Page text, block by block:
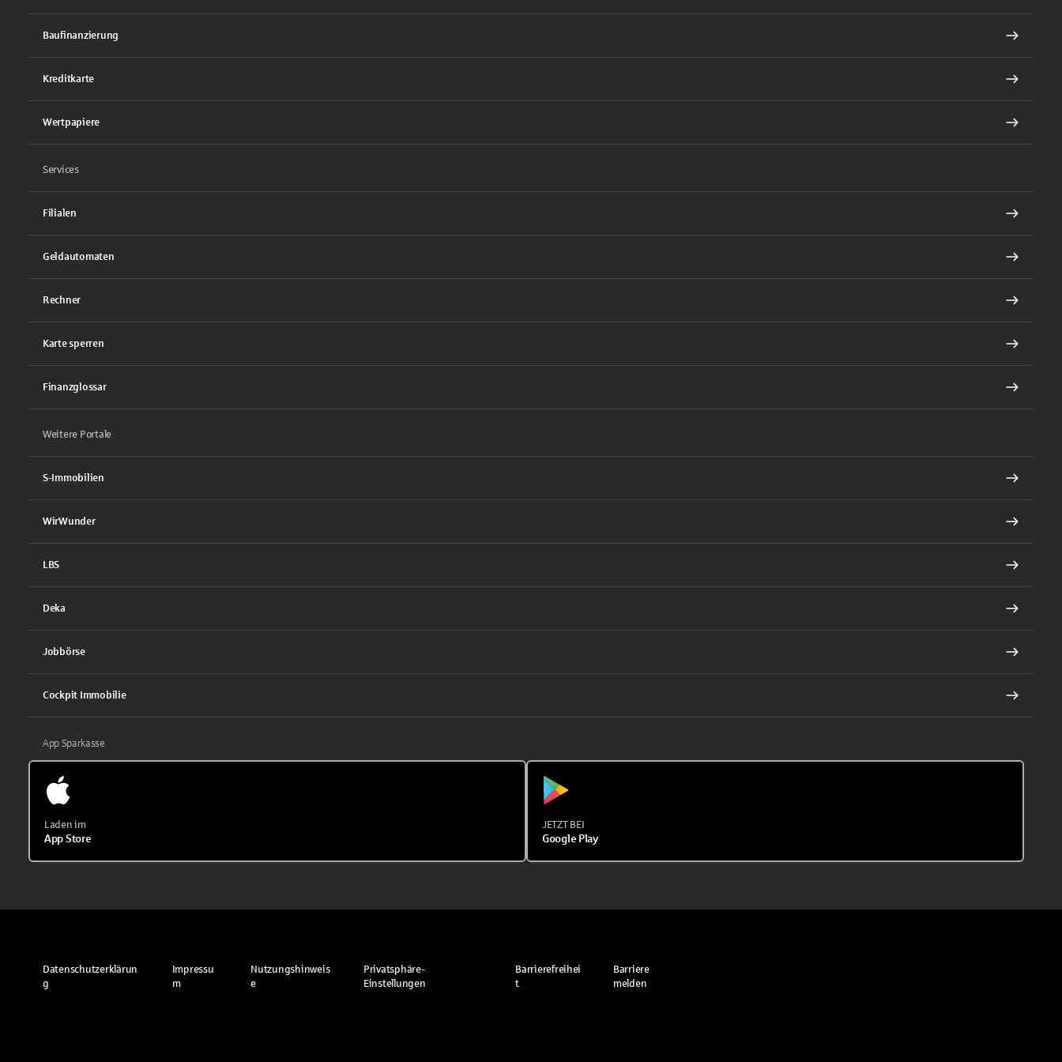
Baufinanzierung
Kreditkarte
Wertpapiere
Services
Filialen
Geldautomaten
Rechner
Karte sperren
Finanzglossar
Weitere Portale
S-Immobilien
WirWunder
LBS
Deka
Jobbörse
Cockpit Immobilie
App Sparkasse
Laden im
App Store
JETZT BEI
Google Play
Datenschutzerklärun
g
Impressu
m
Nutzungshinweis
e
Privatsphäre-
Einstellungen
Barrierefreihei
t
Barriere
melden